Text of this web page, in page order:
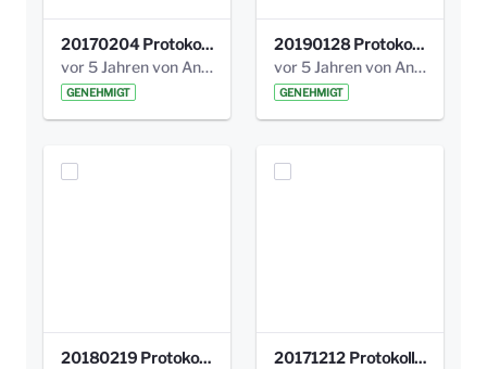
20170204 Protokoll Workshop 2 Promenade Schloßstraße .pdf
vor 5 Jahren von Anni Schlumberger
GENEHMIGT
20190128 Protokoll der Projektgruppe Olgäle.pdf
vor 5 Jahren von Anni Schlumberger
GENEHMIGT
20180219 Protokoll der Projektgruppe Olgaele2012.pdf
20171212 Protokoll-Klettergerüst-3b-neu-.pdf